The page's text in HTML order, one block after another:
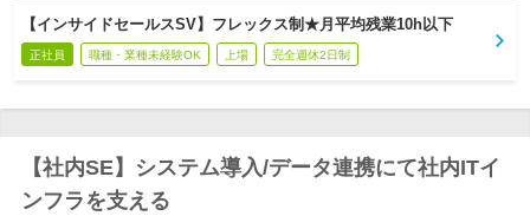
【インサイドセールスSV】フレックス制★月平均残業10h以下
正社員 職種・業種未経験OK 上場 完全週休2日制
【社内SE】システム導入/データ連携にて社内ITイ
ンフラを支える